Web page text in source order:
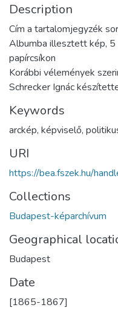
Description
Cím a tartalomjegyzék
Albumba illesztett kép,
papírcsíkon
Korábbi vélemények
Schrecker Ignác
Keywords
arckép, képviselő,
URI
https://bea.fszek.hu/
Collections
Budapest-képarchívum
Geographical
Budapest
Date
[1865-1867]